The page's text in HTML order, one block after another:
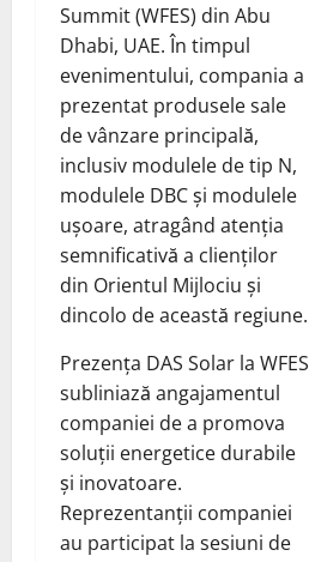
Summit (WFES) din Abu
Dhabi, UAE. În timpul
evenimentului, compania a
prezentat produsele sale
de vânzare principală,
inclusiv modulele de tip N,
modulele DBC și modulele
ușoare, atragând atenția
semnificativă a clienților
din Orientul Mijlociu și
dincolo de această regiune.
Prezența DAS Solar la WFES
subliniază angajamentul
companiei de a promova
soluții energetice durabile
și inovatoare.
Reprezentanții companiei
au participat la sesiuni de